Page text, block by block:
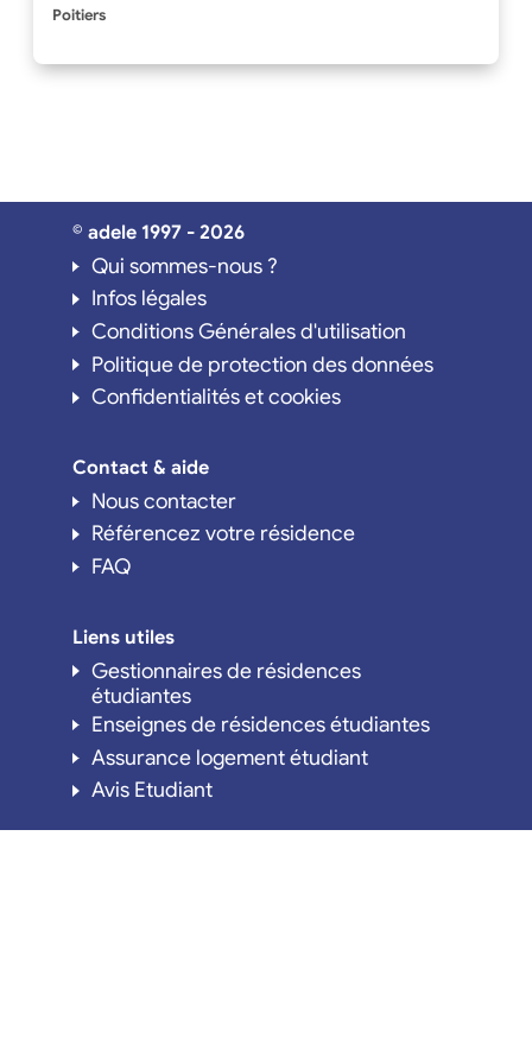
Poitiers
© adele 1997 - 2026
Qui sommes-nous ?
Infos légales
Conditions Générales d'utilisation
Politique de protection des données
Confidentialités et cookies
Contact & aide
Nous contacter
Référencez votre résidence
FAQ
Liens utiles
Gestionnaires de résidences
étudiantes
Enseignes de résidences étudiantes
Assurance logement étudiant
Avis Etudiant